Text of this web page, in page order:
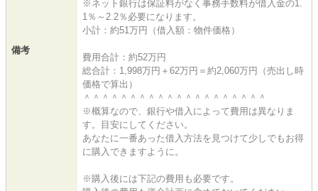
備考
※ネット銀行は保証料がなく事務手数料が借入金の1.
1％～2.2％必要になります。
小計：約51万円（借入額：物件価格）
費用合計：約52万円
総合計：1,998万円＋62万円＝約2,060万円（売出し時
価格で算出）
＾＾＾＾＾＾＾＾＾＾＾＾＾＾＾＾＾＾＾＾
※概算なので、銀行や借入によって費用は異なりま
す。目安にしてください。
あなたに一番あった借入方法を見つけて少しでもお得
に購入できますように。
※購入後には下記の費用も必要です。